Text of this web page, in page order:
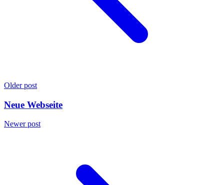
Older post
Neue Webseite
Newer post